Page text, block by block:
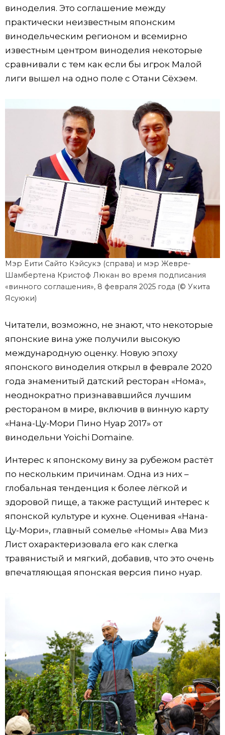
виноделия. Это соглашение между
практически неизвестным японским
винодельческим регионом и всемирно
известным центром виноделия некоторые
сравнивали с тем как если бы игрок Малой
лиги вышел на одно поле с Отани Сёхэем.
Мэр Ёити Сайто Кэйсукэ (справа) и мэр Жевре-
Шамбертена Кристоф Люкан во время подписания
«винного соглашения», 8 февраля 2025 года (© Укита
Ясуюки)
Читатели, возможно, не знают, что некоторые
японские вина уже получили высокую
международную оценку. Новую эпоху
японского виноделия открыл в феврале 2020
года знаменитый датский ресторан «Нома»,
неоднократно признававшийся лучшим
рестораном в мире, включив в винную карту
«Нана-Цу-Мори Пино Нуар 2017» от
винодельни Yoichi Domaine.
Интерес к японскому вину за рубежом растёт
по нескольким причинам. Одна из них –
глобальная тенденция к более лёгкой и
здоровой пище, а также растущий интерес к
японской культуре и кухне. Оценивая «Нана-
Цу-Мори», главный сомелье «Номы» Ава Миз
Лист охарактеризовала его как слегка
травянистый и мягкий, добавив, что это очень
впечатляющая японская версия пино нуар.